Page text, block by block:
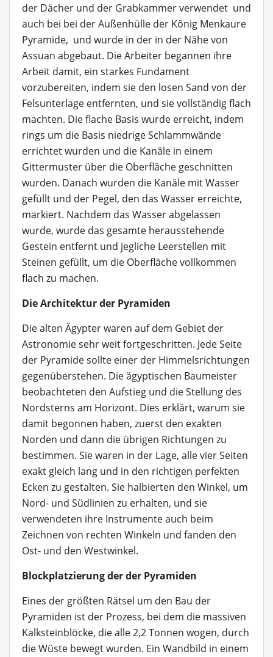
der Dächer und der Grabkammer verwendet und
auch bei bei der Außenhülle der König Menkaure
Pyramide, und wurde in der in der Nähe von
Assuan abgebaut. Die Arbeiter begannen ihre
Arbeit damit, ein starkes Fundament
vorzubereiten, indem sie den losen Sand von der
Felsunterlage entfernten, und sie vollständig flach
machten. Die flache Basis wurde erreicht, indem
rings um die Basis niedrige Schlammwände
errichtet wurden und die Kanäle in einem
Gittermuster über die Oberfläche geschnitten
wurden. Danach wurden die Kanäle mit Wasser
gefüllt und der Pegel, den das Wasser erreichte,
markiert. Nachdem das Wasser abgelassen
wurde, wurde das gesamte herausstehende
Gestein entfernt und jegliche Leerstellen mit
Steinen gefüllt, um die Oberfläche vollkommen
flach zu machen.
Die Architektur der Pyramiden
Die alten Ägypter waren auf dem Gebiet der
Astronomie sehr weit fortgeschritten. Jede Seite
der Pyramide sollte einer der Himmelsrichtungen
gegenüberstehen. Die ägyptischen Baumeister
beobachteten den Aufstieg und die Stellung des
Nordsterns am Horizont. Dies erklärt, warum sie
damit begonnen haben, zuerst den exakten
Norden und dann die übrigen Richtungen zu
bestimmen. Sie waren in der Lage, alle vier Seiten
exakt gleich lang und in den richtigen perfekten
Ecken zu gestalten. Sie halbierten den Winkel, um
Nord- und Südlinien zu erhalten, und sie
verwendeten ihre Instrumente auch beim
Zeichnen von rechten Winkeln und fanden den
Ost- und den Westwinkel.
Blockplatzierung der der Pyramiden
Eines der größten Rätsel um den Bau der
Pyramiden ist der Prozess, bei dem die massiven
Kalksteinblöcke, die alle 2,2 Tonnen wogen, durch
die Wüste bewegt wurden. Ein Wandbild in einem